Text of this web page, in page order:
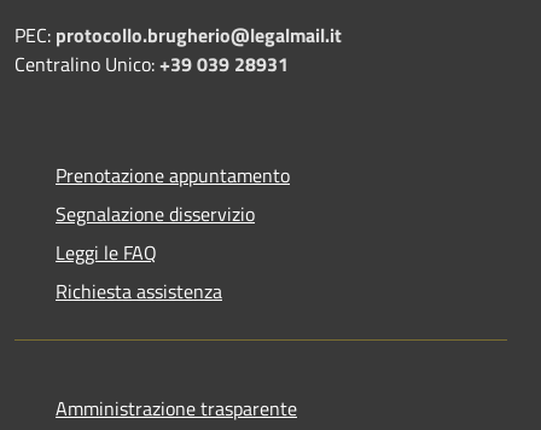
PEC: protocollo.brugherio@legalmail.it
Centralino Unico:+39 039 28931
Prenotazione appuntamento
Segnalazione disservizio
Leggi le FAQ
Richiesta assistenza
Amministrazione trasparente